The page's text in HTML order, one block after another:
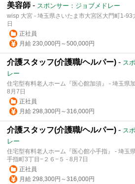
美容師 - スポンサー：ジョブメドレー
wisp 大宮 - 埼玉県さいたま市大宮区大門町1-93
日
正社員
月給 230,000円～500,000円
介護スタッフ(介護職/ヘルパー) - ス
レー
住宅型有料老人ホーム『医心館加須』 - 埼玉県
8月7日
正社員
月給 298,300円～316,000円
介護スタッフ(介護職/ヘルパー) - ス
レー
住宅型有料老人ホーム『医心館小手指』 - 埼玉
手指町3丁目−２６−５ - 8月7日
正社員
月給 298,300円～316,000円